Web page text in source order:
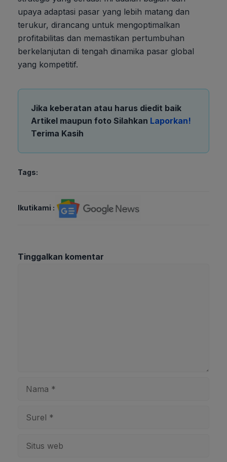
upaya adaptasi pasar yang lebih matang dan
terukur, dirancang untuk mengoptimalkan
profitabilitas dan memastikan pertumbuhan
berkelanjutan di tengah dinamika pasar global
yang kompetitif.
Jika keberatan atau harus diedit baik
Artikel maupun foto Silahkan Laporkan!
Terima Kasih
Tags:
Ikutikami :
Tinggalkan komentar
web